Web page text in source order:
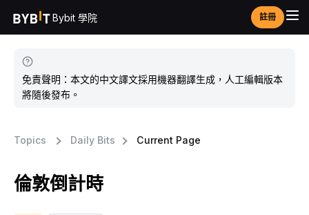
Bybit 學院 註冊
免責聲明：本文的中文譯文採用機器翻譯生成，人工編輯版本
將隨後發布。
Topics Daily Bits Current Page
倫敦倒計時